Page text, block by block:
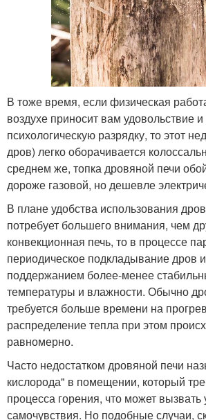
В тоже время, если физическая
воздухе приносит вам удовольствие
психологическую разрядку, то этот
дров) легко оборачивается
среднем же, топка дровяной печи
дороже газовой, но дешевле
В плане удобства использования
потребует большего внимания, чем
конвекционная печь, то в процессе
периодическое подкладывание дров
поддержанием более-менее
температуры и влажности. Обычно
требуется больше времени на
распределение тепла при этом
равномерно.
Часто недостатком дровяной печи
кислорода" в помещении, который
процесса горения, что может
самочувствия. Но подобные случаи,